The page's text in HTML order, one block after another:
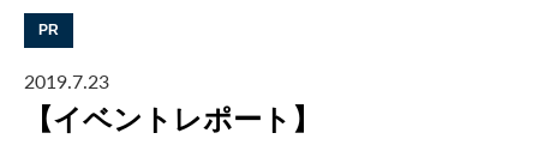
PR
2019.7.23
【イベントレポート】